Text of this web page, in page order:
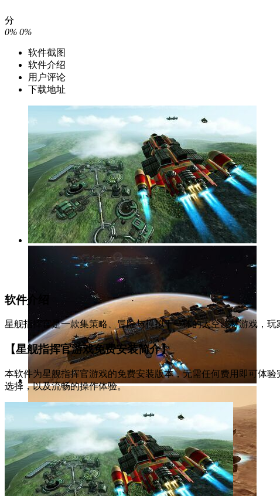
分
0% 0%
软件截图
软件介绍
用户评论
下载地址
软件介绍
星舰指挥官是一款集策略、冒险与模拟于一体的太空题材游戏，
【星舰指挥官游戏免费安装简介】
本软件为星舰指挥官游戏的免费安装版本，无需任何费用即可体
选择，以及流畅的操作体验。